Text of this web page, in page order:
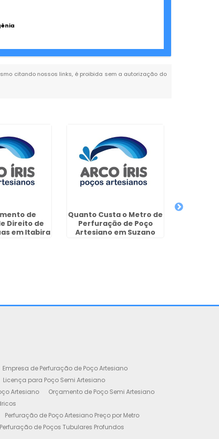
citando nossos links, é proibida sem a autorização do
de
Direito de
em Itabira
Quanto Custa o Metro de
Perfuração de Poço
Artesiano em Suzano
Empresa de Perfuração de Poço Artesiano
Licença para Poço Semi Artesiano
Artesiano
Orçamento de Poço Semi Artesiano
Perfuração de Poço Artesiano Preço por Metro
Perfuração de Poços Tubulares Profundos